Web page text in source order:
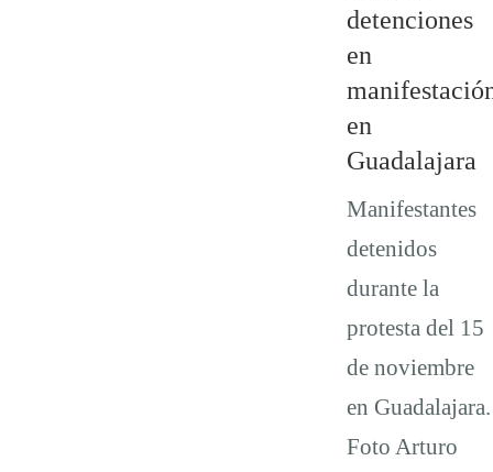
detenciones
en
en
Guadalajara
Manifestantes
detenidos
durante la
protesta del 15
de noviembre
en Guadalajara.
Foto Arturo